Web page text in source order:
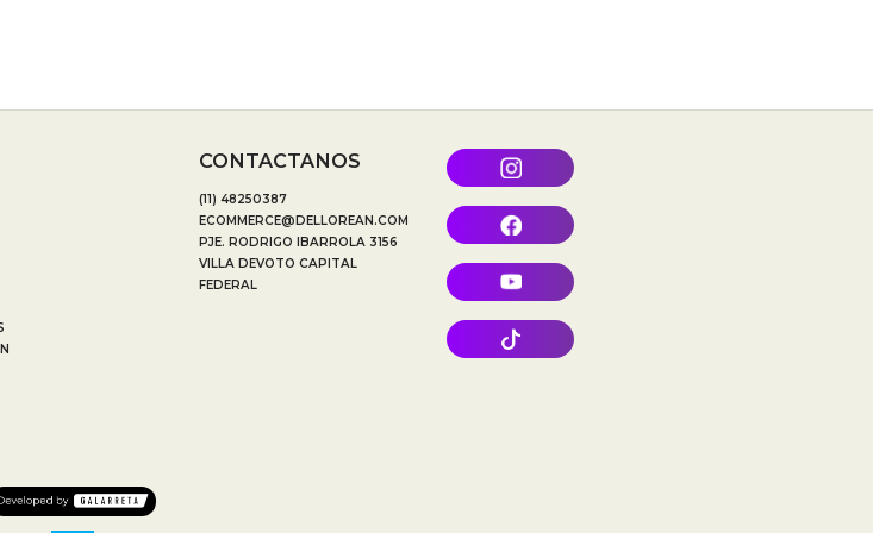
CONTACTANOS
(11) 48250387
ECOMMERCE@DELLOREAN.COM
PJE. RODRIGO IBARROLA 3156
VILLA DEVOTO CAPITAL
FEDERAL